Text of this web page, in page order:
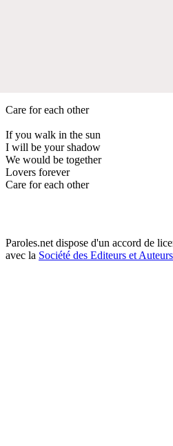
Care for each other
If you walk in the sun
I will be your shadow
We would be together
Lovers forever
Care for each other
Paroles.net dispose d'un accord de
avec la Société des Editeurs et